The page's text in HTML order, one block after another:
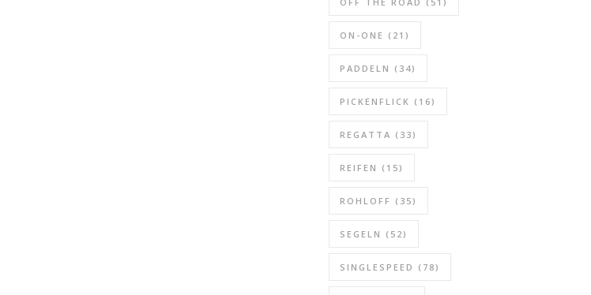
ON-ONE (21)
PADDELN (34)
PICKENFLICK (16)
REGATTA (33)
REIFEN (15)
ROHLOFF (35)
SEGELN (52)
SINGLESPEED (78)